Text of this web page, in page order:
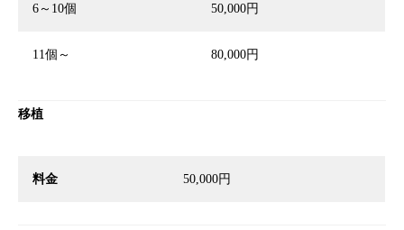
6～10個 50,000円
11個～ 80,000円
移植
料金 50,000円